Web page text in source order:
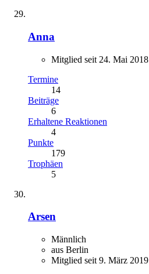
Anna
Mitglied seit 24. Mai 2018
Termine
14
Beiträge
6
Erhaltene Reaktionen
4
Punkte
179
Trophäen
5
Arsen
Männlich
aus Berlin
Mitglied seit 9. März 2019